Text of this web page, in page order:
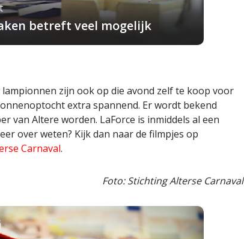
betreft veel mogelijk
zijn ook op die avond zelf te koop voor
extra spannend. Er wordt bekend
van Altere worden. LaForce is inmiddels al een
over weten? Kijk dan naar de filmpjes op
Carnaval.
Foto: Stichting Alterse Carnaval